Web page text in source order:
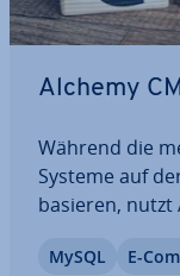
Alchemy
Während die
Systeme auf
basieren, nutzt
Ruby on Rails
MySQL E-